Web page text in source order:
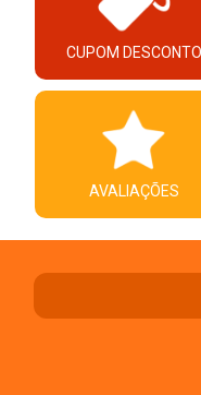
CUPOM DESCONTO
AVALIAÇÕES